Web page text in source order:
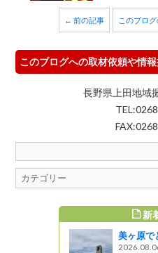
← 前の記事 このブロ
このブログへの取材依頼や情
長野県上田地域
新
美ヶ原で